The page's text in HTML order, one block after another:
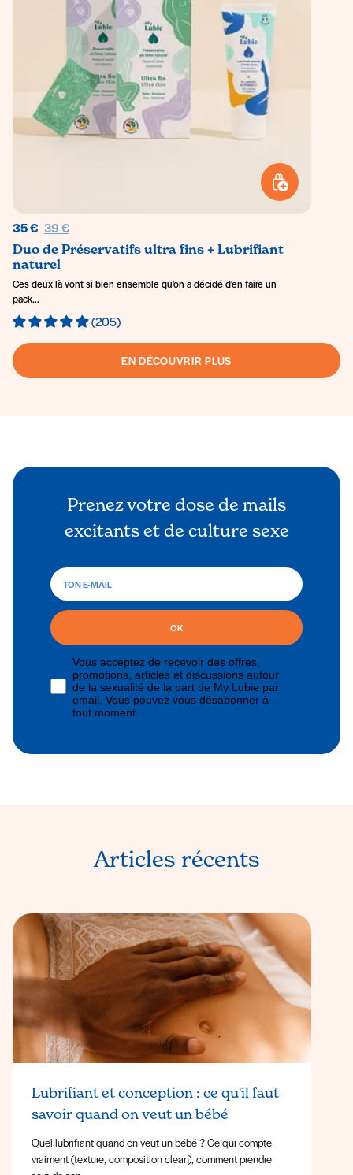
AJOUTER AU
35 € Prix régulier
39 €
Duo de Préservatifs ultra fins + Lubrifiant
naturel
Ces deux là vont si bien ensemble qu'on a décidé d'en faire un
pack...
(205)
EN DÉCOUVRIR PLUS
Prenez votre dose de mails
excitants et de culture sexe
OK
Vous acceptez de recevoir des offres,
promotions, articles et discussions autour
de la sexualité de la part de My Lubie par
email. Vous pouvez vous désabonner à
tout moment.
Articles récents
Lubrifiant et conception : ce qu'il faut
savoir quand on veut un bébé
Quel lubrifiant quand on veut un bébé ? Ce qui compte
vraiment (texture, composition clean), comment prendre